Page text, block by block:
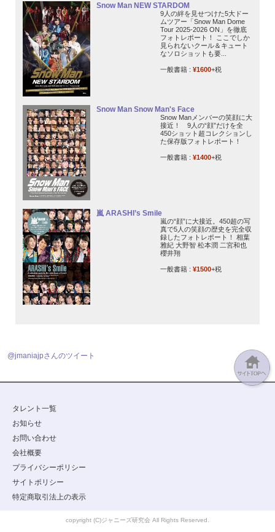
Snow Man NEW STARDOM
9人の絆を見せつけた5大ドー
ムツアー「Snow Man Dome
Tour 2025-2026 ON」を徹底
フォトレポート！ ここでしか
見られないクール＆キュート
なソロショットも要...
一般書籍 : ¥1600+税
Snow Man Snow Man's Face
Snow Manメンバーの笑顔に大
接近！ 9人の“顔”だけを全
450ショット超コレクションし
た保存版フォトレポート！
一般書籍 : ¥1400+税
嵐 ARASHI’s Smile
嵐の“顔”に大接近。450超の写
真で5人の笑顔の歴史を完全収
録したフォトレポート！ 相葉
雅紀 大野智 松本潤 二宮和也
櫻井翔
一般書籍 : ¥1500+税
@jmaniajpさんのツイート
タレント一覧
お知らせ
お問い合わせ
会社概要
プライバシーポリシー
サイトポリシー
特定商取引法上の表示
copyright (C)ジャニーズ研究会 All Rights Reserved.